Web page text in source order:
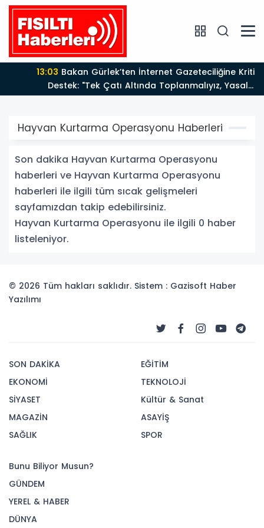
13:03Bakan Gürlek’ten İnternet Gazeteciliğine Kritik
Destek: "Tek Çatı Altında Toplanmalıyız, Yasal
Düzenlemeye Hazırız"
Hayvan Kurtarma Operasyonu Haberleri
Son dakika Hayvan Kurtarma Operasyonu
haberleri ve Hayvan Kurtarma Operasyonu
haberleri ile ilgili tüm sıcak gelişmeleri
sayfamızdan takip edebilirsiniz.
Hayvan Kurtarma Operasyonu ile ilgili 0 haber
listeleniyor.
© 2026 Tüm hakları saklıdır. Sistem : Gazisoft Haber
Yazılımı
SON DAKİKA
EKONOMİ
SİYASET
MAGAZİN
SAĞLIK
EĞİTİM
TEKNOLOJİ
Kültür & Sanat
ASAYİŞ
SPOR
Bunu Biliyor Musun?
GÜNDEM
YEREL & HABER
DÜNYA